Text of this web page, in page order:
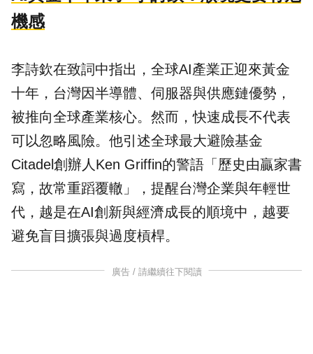
機感
李詩欽在致詞中指出，全球AI產業正迎來黃金
十年，台灣因半導體、伺服器與供應鏈優勢，
被推向全球產業核心。然而，快速成長不代表
可以忽略風險。他引述全球最大避險基金
Citadel創辦人Ken Griffin的警語「歷史由贏家書
寫，故常重蹈覆轍」，提醒台灣企業與年輕世
代，越是在AI創新與經濟成長的順境中，越要
避免盲目擴張與過度槓桿。
廣告 / 請繼續往下閱讀